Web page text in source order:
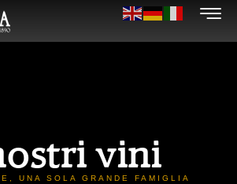
vini
UNA SOLA GRANDE FAMIGLIA